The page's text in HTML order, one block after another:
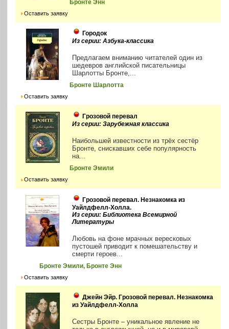
Бронте Энн
Оставить заявку
Городок
Из серии: Азбука-классика
Предлагаем вниманию читателей один из
шедевров английской писательницы
Шарлотты Бронте,...
Бронте Шарлотта
Оставить заявку
Грозовой перевал
Из серии: Зарубежная классика
Наибольшей известности из трёх сестёр
Бронте, снискавших себе популярность
на...
Бронте Эмили
Оставить заявку
Грозовой перевал. Незнакомка из
Уайлдфелл-Холла.
Из серии: Библиотека Всемирной
Литературы
Любовь на фоне мрачных вересковых
пустошей приводит к помешательству и
смерти героев...
Бронте Эмили, Бронте Энн
Оставить заявку
Джейн Эйр. Грозовой перевал. Незнакомка
из Уайлдфелл-Холла
Сестры Бронте – уникальное явление не